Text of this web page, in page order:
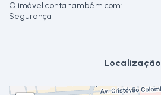
O imóvel conta também com:
Segurança
Localização